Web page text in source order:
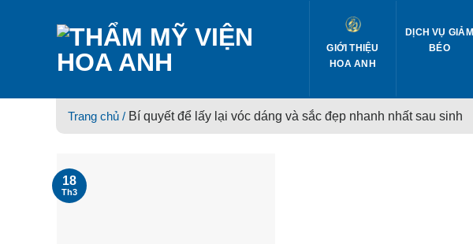
GIỚI THIỆU
HOA ANH
DỊCH VỤ GIẢM
BÉO
Trang chủ / Bí quyết để lấy lại vóc dáng và sắc đẹp nhanh nhất sau sinh
18
Th3